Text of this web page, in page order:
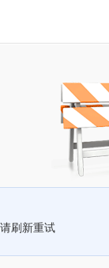
刷新重试